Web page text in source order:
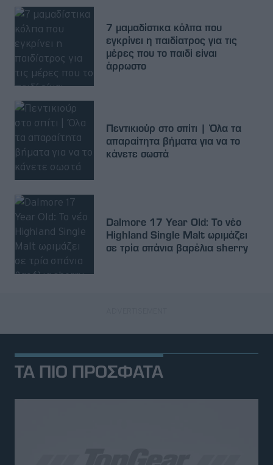
7 μαμαδίστικα κόλπα που
εγκρίνει η παιδίατρος για τις
μέρες που το παιδί είναι
άρρωστο
Πεντικιούρ στο σπίτι | Όλα τα
απαραίτητα βήματα για να το
κάνετε σωστά
Dalmore 17 Year Old: Το νέο
Highland Single Malt ωριμάζει
σε τρία σπάνια βαρέλια sherry
ΤΑ ΠΙΟ ΠΡΟΣΦΑΤΑ